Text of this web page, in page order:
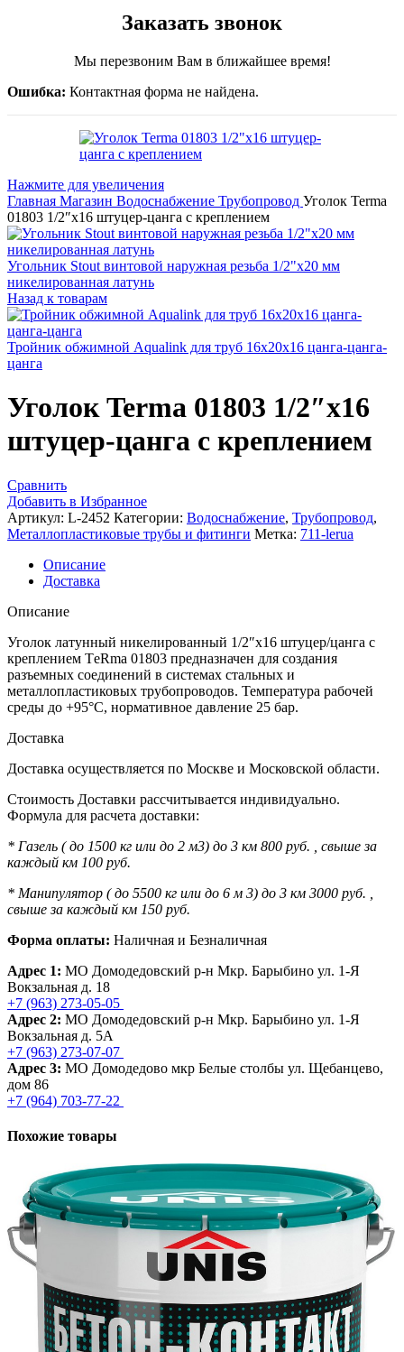
Заказать звонок
Мы перезвоним Вам в ближайшее время!
Ошибка: Контактная форма не найдена.
Нажмите для увеличения
Главная Магазин Водоснабжение Трубопровод Уголок Terma
01803 1/2″x16 штуцер-цанга с креплением
Угольник Stout винтовой наружная резьба 1/2"x20 мм
никелированная латунь
Назад к товарам
Тройник обжимной Aqualink для труб 16х20х16 цанга-цанга-
цанга
Уголок Terma 01803 1/2″x16
штуцер-цанга с креплением
Сравнить
Добавить в Избранное
Артикул: L-2452 Категории: Водоснабжение, Трубопровод,
Металлопластиковые трубы и фитинги Метка: 711-lerua
Описание
Доставка
Описание
Уголок латунный никелированный 1/2″х16 штуцер/цанга с
креплением ТeRma 01803 предназначен для создания
разъемных соединений в системах стальных и
металлопластиковых трубопроводов. Температура рабочей
среды до +95°C, нормативное давление 25 бар.
Доставка
Доставка осуществляется по Москве и Московской области.
Стоимость Доставки рассчитывается индивидуально.
Формула для расчета доставки:
* Газель ( до 1500 кг или до 2 м3) до 3 км 800 руб. , свыше за
каждый км 100 руб.
* Манипулятор ( до 5500 кг или до 6 м 3) до 3 км 3000 руб. ,
свыше за каждый км 150 руб.
Форма оплаты: Наличная и Безналичная
Адрес 1: МО Домодедовский р-н Мкр. Барыбино ул. 1-Я
Вокзальная д. 18
+7 (963) 273-05-05
Адрес 2: МО Домодедовский р-н Мкр. Барыбино ул. 1-Я
Вокзальная д. 5А
+7 (963) 273-07-07
Адрес 3: МО Домодедово мкр Белые столбы ул. Щебанцево,
дом 86
+7 (964) 703-77-22
Похожие товары